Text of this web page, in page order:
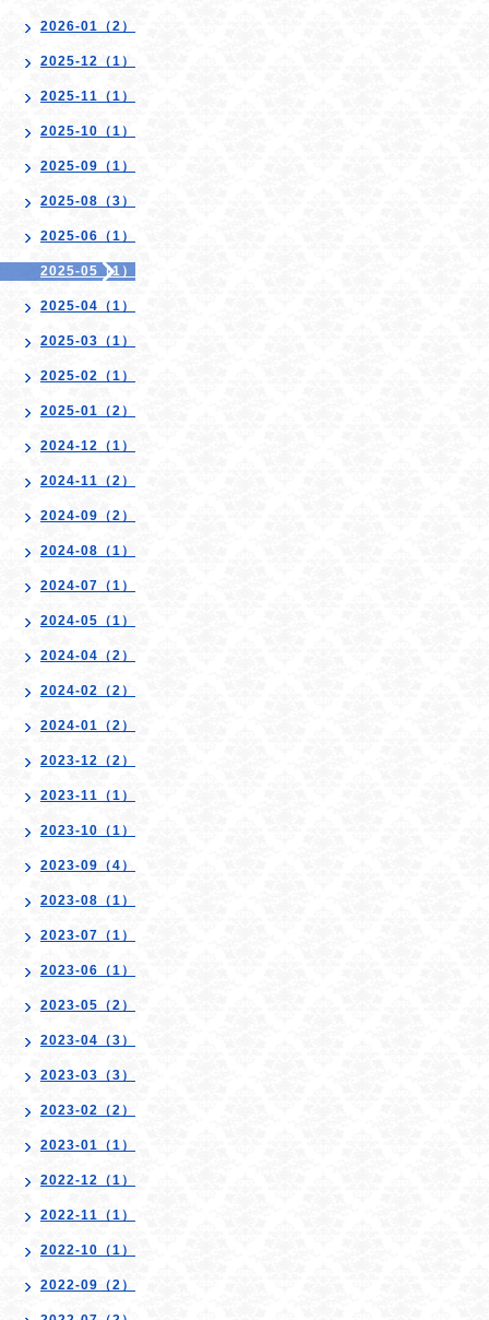
2026-01（2）
2025-12（1）
2025-11（1）
2025-10（1）
2025-09（1）
2025-08（3）
2025-06（1）
2025-05（1）
2025-04（1）
2025-03（1）
2025-02（1）
2025-01（2）
2024-12（1）
2024-11（2）
2024-09（2）
2024-08（1）
2024-07（1）
2024-05（1）
2024-04（2）
2024-02（2）
2024-01（2）
2023-12（2）
2023-11（1）
2023-10（1）
2023-09（4）
2023-08（1）
2023-07（1）
2023-06（1）
2023-05（2）
2023-04（3）
2023-03（3）
2023-02（2）
2023-01（1）
2022-12（1）
2022-11（1）
2022-10（1）
2022-09（2）